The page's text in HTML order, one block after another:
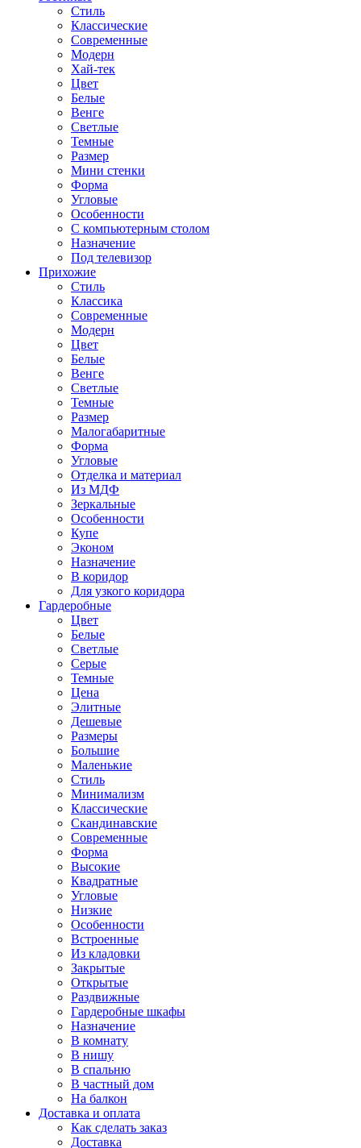
Стиль
Классические
Современные
Модерн
Хай-тек
Цвет
Белые
Венге
Светлые
Темные
Размер
Мини стенки
Форма
Угловые
Особенности
С компьютерным столом
Назначение
Под телевизор
Прихожие
Стиль
Классика
Современные
Модерн
Цвет
Белые
Венге
Светлые
Темные
Размер
Малогабаритные
Форма
Угловые
Отделка и материал
Из МДФ
Зеркальные
Особенности
Купе
Эконом
Назначение
В коридор
Для узкого коридора
Гардеробные
Цвет
Белые
Светлые
Серые
Темные
Цена
Элитные
Дешевые
Размеры
Большие
Маленькие
Стиль
Минимализм
Классические
Скандинавские
Современные
Форма
Высокие
Квадратные
Угловые
Низкие
Особенности
Встроенные
Из кладовки
Закрытые
Открытые
Раздвижные
Гардеробные шкафы
Назначение
В комнату
В нишу
В спальню
В частный дом
На балкон
Доставка и оплата
Как сделать заказ
Доставка